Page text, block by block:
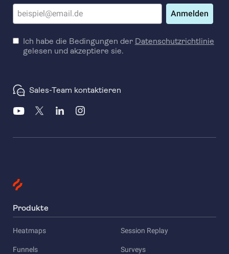
Anmelden
Ich habe die Bedingungen der Datenschutzrichtlinie
gelesen und akzeptiere sie.
Sales-Team kontaktieren
Produkte
Heatmaps Session Replay
Funnels Surveys